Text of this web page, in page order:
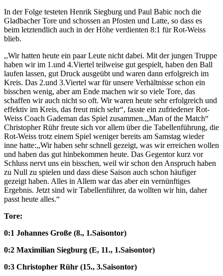
In der Folge testeten Henrik Siegburg und Paul Babic noch die
Gladbacher Tore und schossen an Pfosten und Latte, so dass es
beim letztendlich auch in der Höhe verdienten 8:1 für Rot-Weiss
blieb.
,,Wir hatten heute ein paar Leute nicht dabei. Mit der jungen Truppe
haben wir im 1.und 4.Viertel teilweise gut gespielt, haben den Ball
laufen lassen, gut Druck ausgeübt und waren dann erfolgreich im
Kreis. Das 2.und 3.Viertel war für unsere Verhältnisse schon ein
bisschen wenig, aber am Ende machen wir so viele Tore, das
schaffen wir auch nicht so oft. Wir waren heute sehr erfolgreich und
effektiv im Kreis, das freut mich sehr“, fasste ein zufriedener Rot-
Weiss Coach Gademan das Spiel zusammen.,,Man of the Match“
Christopher Rühr freute sich vor allem über die Tabellenführung, die
Rot-Weiss trotz einem Spiel weniger bereits am Samstag wieder
inne hatte:,,Wir haben sehr schnell gezeigt, was wir erreichen wollen
und haben das gut hinbekommen heute. Das Gegentor kurz vor
Schluss nervt uns ein bisschen, weil wir schon den Anspruch haben
zu Null zu spielen und dass diese Saison auch schon häufiger
gezeigt haben. Alles in Allem war das aber ein vernünftiges
Ergebnis. Jetzt sind wir Tabellenführer, da wollten wir hin, daher
passt heute alles.“
Tore:
0:1 Johannes Große (8., 1.Saisontor)
0:2 Maximilian Siegburg (E, 11., 1.Saisontor)
0:3 Christopher Rühr (15., 3.Saisontor)